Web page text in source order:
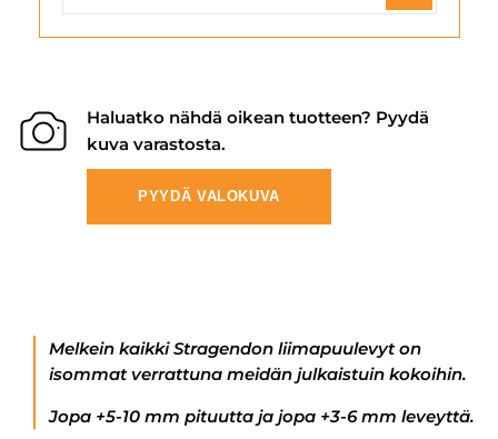
Haluatko nähdä oikean tuotteen? Pyydä
kuva varastosta.
PYYDÄ VALOKUVA
Melkein kaikki Stragendon liimapuulevyt on
isommat verrattuna meidän julkaistuin kokoihin.
Jopa +5-10 mm pituutta ja jopa +3-6 mm leveyttä.